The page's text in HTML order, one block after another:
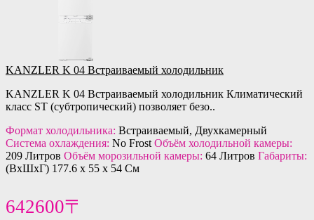
KANZLER K 04 Встраиваемый холодильник
KANZLER K 04 Встраиваемый холодильник Климатический
класс ST (субтропический) позволяет безо..
Формат холодильника: Встраиваемый, Двухкамерный
Система охлаждения: No Frost Объём холодильной камеры:
209 Литров Объём морозильной камеры: 64 Литров Габариты:
(ВхШхГ) 177.6 х 55 х 54 См
642600〒